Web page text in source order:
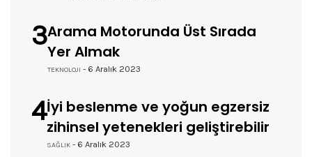
3Arama Motorunda Üst Sırada
Yer Almak
TEKNOLOJI - 6 Aralık 2023
4İyi beslenme ve yoğun egzersiz
zihinsel yetenekleri geliştirebilir
SAĞLIK - 6 Aralık 2023